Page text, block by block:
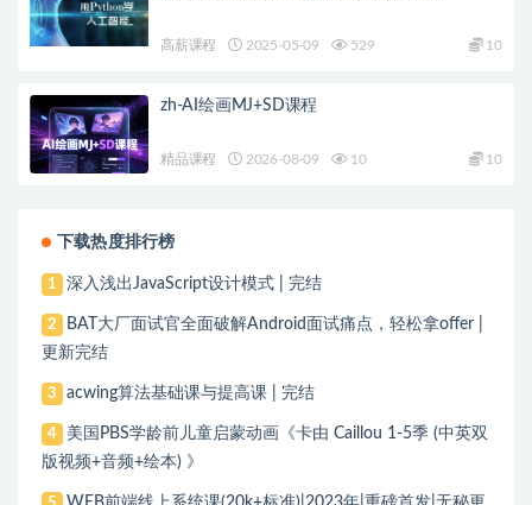
高薪课程 2025-05-09 529 10
zh-AI绘画MJ+SD课程
精品课程 2026-08-09 10 10
下载热度排行榜
1 深入浅出JavaScript设计模式 | 完结
2
BAT大厂面试官全面破解Android面试痛点，轻松拿offer |
更新完结
3 acwing算法基础课与提高课 | 完结
4
美国PBS学龄前儿童启蒙动画《卡由 Caillou 1-5季 (中英双
版视频+音频+绘本) 》